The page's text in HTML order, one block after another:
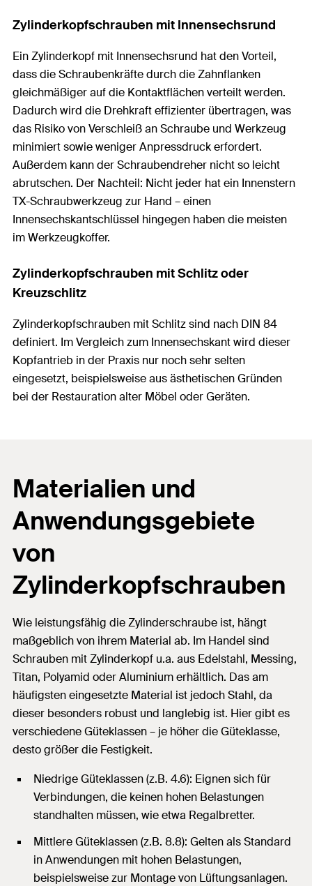
Zylinderkopfschrauben mit Innensechsrund
Ein Zylinderkopf mit Innensechsrund hat den Vorteil,
dass die Schraubenkräfte durch die Zahnflanken
gleichmäßiger auf die Kontaktflächen verteilt werden.
Dadurch wird die Drehkraft effizienter übertragen, was
das Risiko von Verschleiß an Schraube und Werkzeug
minimiert sowie weniger Anpressdruck erfordert.
Außerdem kann der Schraubendreher nicht so leicht
abrutschen. Der Nachteil: Nicht jeder hat ein Innenstern
TX-Schraubwerkzeug zur Hand – einen
Innensechskantschlüssel hingegen haben die meisten
im Werkzeugkoffer.
Zylinderkopfschrauben mit Schlitz oder
Kreuzschlitz
Zylinderkopfschrauben mit Schlitz sind nach DIN 84
definiert. Im Vergleich zum Innensechskant wird dieser
Kopfantrieb in der Praxis nur noch sehr selten
eingesetzt, beispielsweise aus ästhetischen Gründen
bei der Restauration alter Möbel oder Geräten.
Materialien und
Anwendungsgebiete
von
Zylinderkopfschrauben
Wie leistungsfähig die Zylinderschraube ist, hängt
maßgeblich von ihrem Material ab. Im Handel sind
Schrauben mit Zylinderkopf u.a. aus Edelstahl, Messing,
Titan, Polyamid oder Aluminium erhältlich. Das am
häufigsten eingesetzte Material ist jedoch Stahl, da
dieser besonders robust und langlebig ist. Hier gibt es
verschiedene Güteklassen – je höher die Güteklasse,
desto größer die Festigkeit.
Niedrige Güteklassen (z.B. 4.6): Eignen sich für
Verbindungen, die keinen hohen Belastungen
standhalten müssen, wie etwa Regalbretter.
Mittlere Güteklassen (z.B. 8.8): Gelten als Standard
in Anwendungen mit hohen Belastungen,
beispielsweise zur Montage von Lüftungsanlagen.